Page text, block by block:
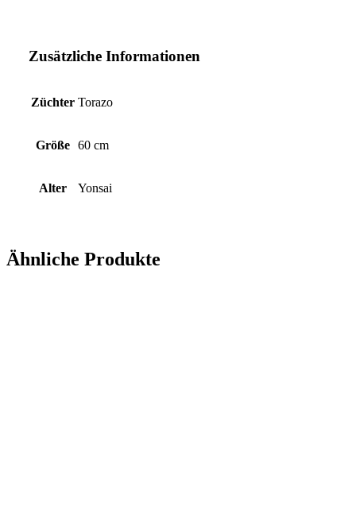
Zusätzliche Informationen
Züchter Torazo
Größe 60 cm
Alter Yonsai
Ähnliche Produkte